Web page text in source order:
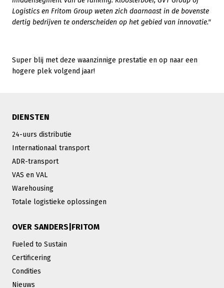
Logistics en Fritom Group weten zich daarnaast in de bovenste
dertig bedrijven te onderscheiden op het gebied van innovatie."
Super blij met deze waanzinnige prestatie en op naar een
hogere plek volgend jaar!
DIENSTEN
24-uurs distributie
Internationaal transport
ADR-transport
VAS en VAL
Warehousing
Totale logistieke oplossingen
OVER SANDERS|FRITOM
Fueled to Sustain
Certificering
Condities
Nieuws